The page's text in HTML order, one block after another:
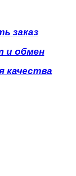
заказ
и обмен
качества